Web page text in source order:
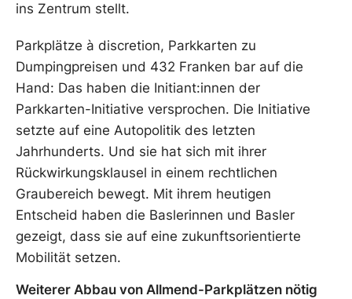
ins Zentrum stellt.
Parkplätze à discretion, Parkkarten zu
Dumpingpreisen und 432 Franken bar auf die
Hand: Das haben die Initiant:innen der
Parkkarten-Initiative versprochen. Die Initiative
setzte auf eine Autopolitik des letzten
Jahrhunderts. Und sie hat sich mit ihrer
Rückwirkungsklausel in einem rechtlichen
Graubereich bewegt. Mit ihrem heutigen
Entscheid haben die Baslerinnen und Basler
gezeigt, dass sie auf eine zukunftsorientierte
Mobilität setzen.
Weiterer Abbau von Allmend-Parkplätzen nötig